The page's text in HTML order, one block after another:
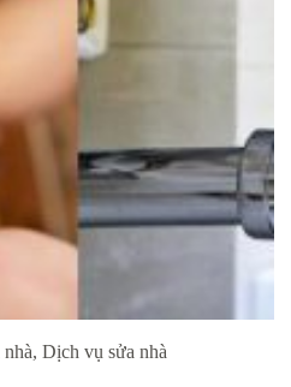
, Dịch vụ sửa nhà